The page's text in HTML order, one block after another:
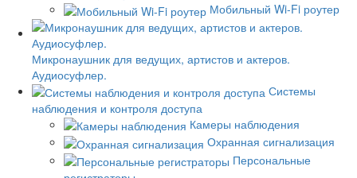
Мобильный Wi-Fi роутер
Микронаушник для ведущих, артистов и актеров.
Аудиосуфлер.
Системы
наблюдения и контроля доступа
Камеры наблюдения
Охранная сигнализация
Персональные